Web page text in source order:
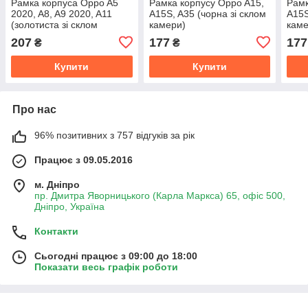
Рамка корпуса Oppo A5
2020, A8, A9 2020, A11
(золотиста зі склом
207 ₴
Купити
Рамка корпусу Oppo A15,
A15S, A35 (чорна зі склом
камери)
177₴
Купити
177
Про нас
96% позитивних з 757 відгуків за рік
Працює з 09.05.2016
м. Дніпро
пр. Дмитра Яворницького (Карла Маркса) 65, офіс 500,
Дніпро, Україна
Контакти
Сьогодні працює з 09:00 до 18:00
Показати весь графік роботи